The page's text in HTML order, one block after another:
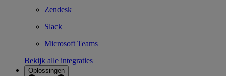
Zendesk
Slack
Microsoft Teams
Bekijk alle integraties
Oplossingen